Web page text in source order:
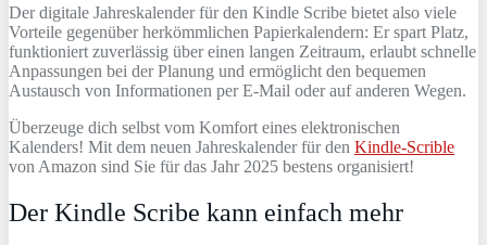
Der digitale Jahreskalender für den Kindle Scribe bietet also viele
Vorteile gegenüber herkömmlichen Papierkalendern: Er spart Platz,
funktioniert zuverlässig über einen langen Zeitraum, erlaubt schnelle
Anpassungen bei der Planung und ermöglicht den bequemen
Austausch von Informationen per E-Mail oder auf anderen Wegen.
Überzeuge dich selbst vom Komfort eines elektronischen
Kalenders! Mit dem neuen Jahreskalender für den Kindle-Scrible
von Amazon sind Sie für das Jahr 2025 bestens organisiert!
Der Kindle Scribe kann einfach mehr